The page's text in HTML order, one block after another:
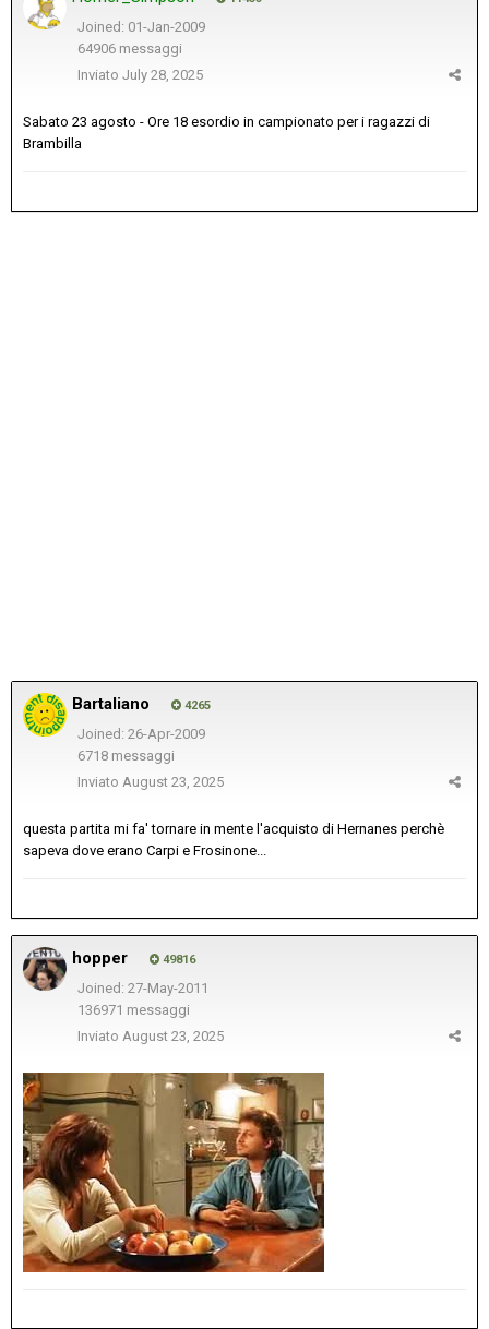
Joined: 01-Jan-2009
64906 messaggi
Inviato July 28, 2025
Sabato 23 agosto - Ore 18 esordio in campionato per i ragazzi di
Brambilla
Bartaliano 4265
Joined: 26-Apr-2009
6718 messaggi
Inviato August 23, 2025
questa partita mi fa' tornare in mente l'acquisto di Hernanes perchè
sapeva dove erano Carpi e Frosinone...
hopper 49816
Joined: 27-May-2011
136971 messaggi
Inviato August 23, 2025